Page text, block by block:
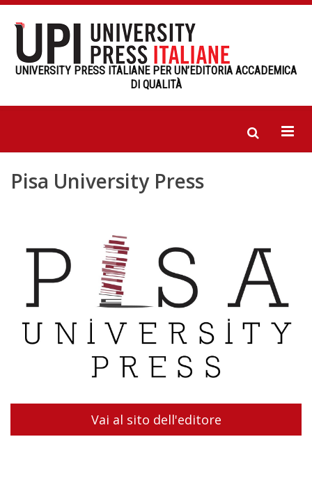
UNIVERSITY PRESS ITALIANE PER UN’EDITORIA ACCADEMICA
DI QUALITÀ
Pisa University Press
Vai al sito dell'editore